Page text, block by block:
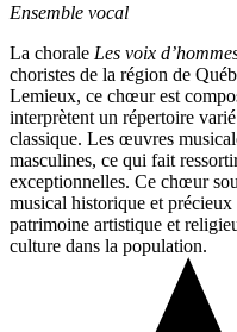
Ensemble vocal
La chorale Les voix
choristes de la région de
Lemieux, ce chœur est
interprètent un répertoire
classique. Les œuvres
masculines, ce qui fait
exceptionnelles. Ce chœur
musical historique et
patrimoine artistique et
culture dans la population.